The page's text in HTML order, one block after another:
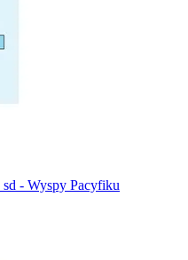
- Wyspy Pacyfiku